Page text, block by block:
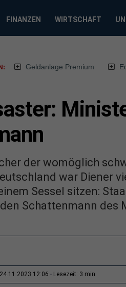
FINANZEN WIRTSCHAFT
Geldanlage Premium
der womöglich
war Diener
Sessel sitzen:
Schattenmann des
12:06 Lesezeit: 3 min